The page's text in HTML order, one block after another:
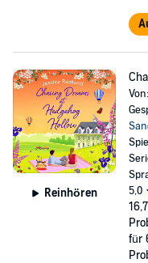
Reinhören
Von:
5,0
für